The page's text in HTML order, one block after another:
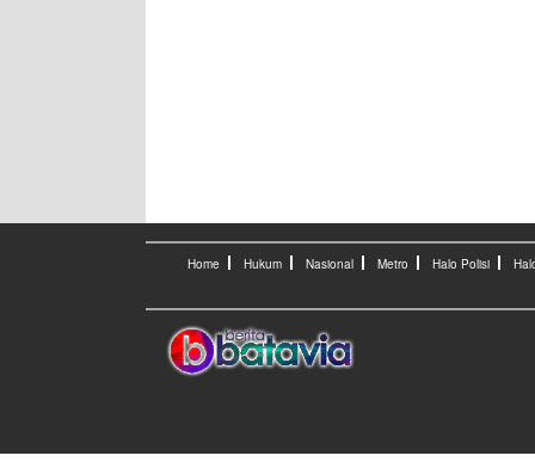
Home Hukum Nasional Metro Halo Polisi